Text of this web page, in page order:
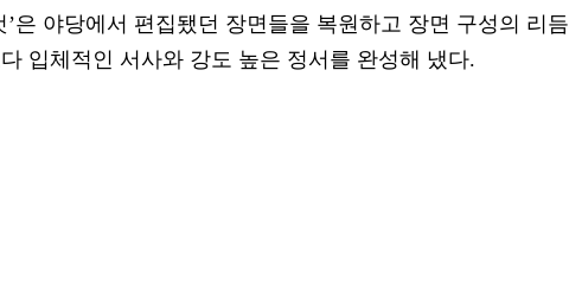
’은 야당에서 편집됐던 장면들을 복원하고 장면 구성의 리듬
입체적인 서사와 강도 높은 정서를 완성해 냈다.